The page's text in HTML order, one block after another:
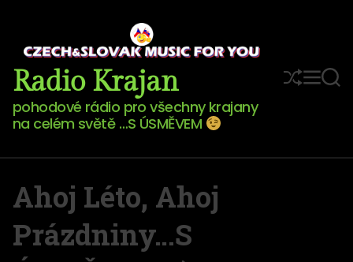
Radio Krajan
pohodové rádio pro všechny krajany
na celém světě …S ÚSMĚVEM
Ahoj Léto, Ahoj
Prázdniny…S